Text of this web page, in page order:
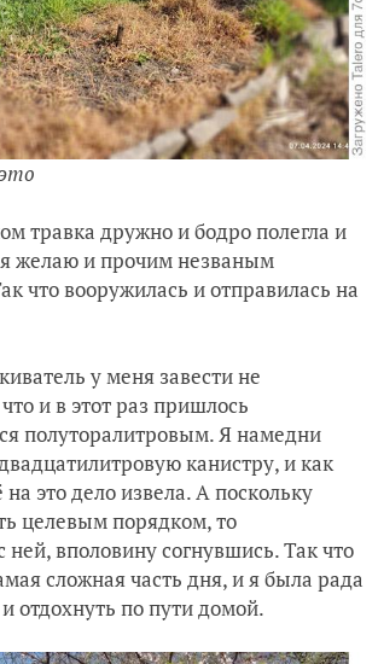
травка дружно и бодро полегла и
я желаю и прочим незваным
что вооружилась и отправилась на
у меня завести не
и в этот раз пришлось
полуторалитровым. Я намедни
канистру, и как
это дело извела. А поскольку
целевым порядком, то
ней, вполовину согнувшись. Так что
сложная часть дня, и я была рада
отдохнуть по пути домой.